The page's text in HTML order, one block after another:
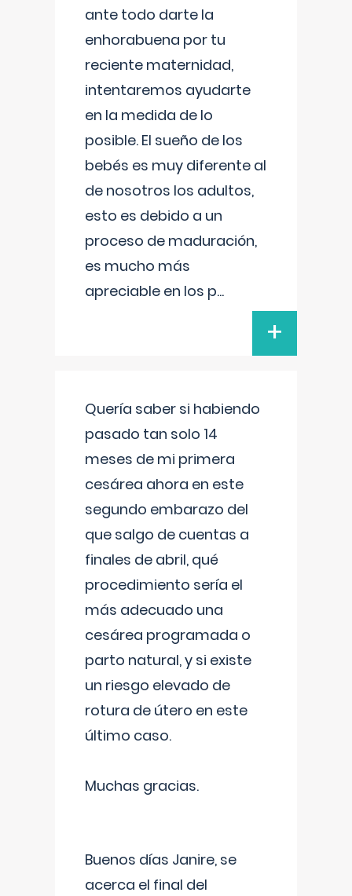
ante todo darte la
enhorabuena por tu
reciente maternidad,
intentaremos ayudarte
en la medida de lo
posible. El sueño de los
bebés es muy diferente al
de nosotros los adultos,
esto es debido a un
proceso de maduración,
es mucho más
apreciable en los p...
+
Quería saber si habiendo
pasado tan solo 14
meses de mi primera
cesárea ahora en este
segundo embarazo del
que salgo de cuentas a
finales de abril, qué
procedimiento sería el
más adecuado una
cesárea programada o
parto natural, y si existe
un riesgo elevado de
rotura de útero en este
último caso.
Muchas gracias.
Buenos días Janire, se
acerca el final del